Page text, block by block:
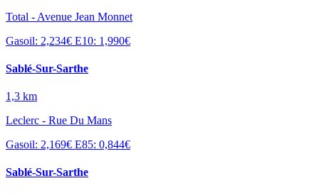
Total - Avenue Jean Monnet
Gasoil: 2,234€ E10: 1,990€
Sablé-Sur-Sarthe
1,3 km
Leclerc - Rue Du Mans
Gasoil: 2,169€ E85: 0,844€
Sablé-Sur-Sarthe